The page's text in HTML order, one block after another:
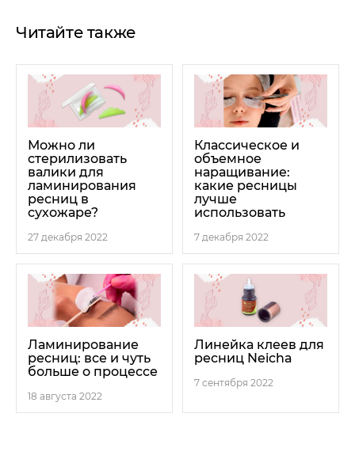
Читайте также
Можно ли
стерилизовать
валики для
ламинирования
ресниц в
сухожаре?
27 декабря 2022
Классическое и
объемное
наращивание:
какие ресницы
лучше
использовать
7 декабря 2022
Ламинирование
ресниц: все и чуть
больше о процессе
18 августа 2022
Линейка клеев для
ресниц Neicha
7 сентября 2022